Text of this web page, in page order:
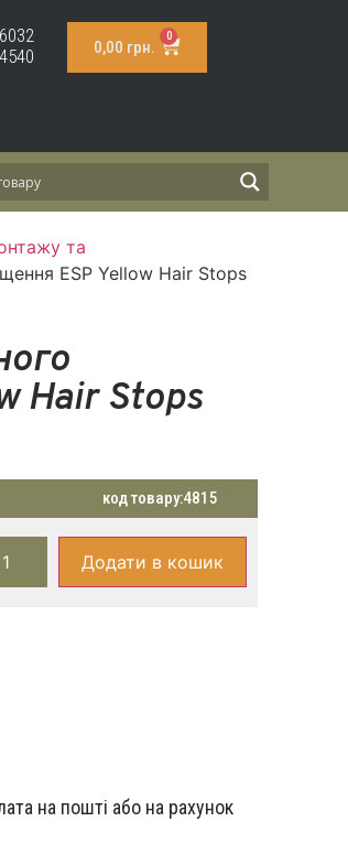
0,00 грн.
0
та
ESP Yellow Hair Stops
Hair Stops
код товару:4815
Додати в кошик
на пошті або на рахунок